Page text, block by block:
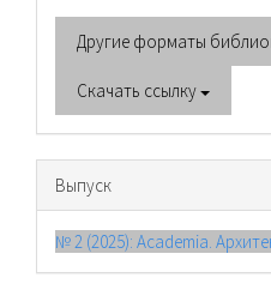
Другие форматы
Скачать ссылку
Выпуск
№ 2 (2025): Academia.